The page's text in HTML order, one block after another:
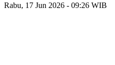
Rabu, 17 Jun 2026 - 09:26 WIB